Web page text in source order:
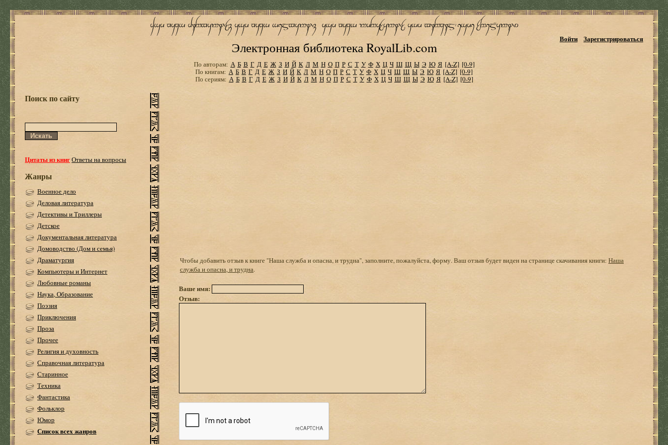
Электронная библиотека RoyalLib.com
Войти Зарегистрироваться
По авторам: А Б В Г Д Е Ж З И Й К Л М Н О П Р С Т У Ф Х Ц Ч Ш Щ Ы Э Ю Я [A-Z] [0-9]
По книгам: А Б В Г Д Е Ж З И Й К Л М Н О П Р С Т У Ф Х Ц Ч Ш Щ Ы Э Ю Я [A-Z] [0-9]
По сериям: А Б В Г Д Е Ж З И Й К Л М Н О П Р С Т У Ф Х Ц Ч Ш Щ Ы Э Ю Я [A-Z] [0-9]
Поиск по сайту
Цитаты из книгОтветы на вопросы
Жанры
Военное дело
Деловая литература
Детективы и Триллеры
Детское
Документальная литература
Домоводство (Дом и семья)
Драматургия
Компьютеры и Интернет
Любовные романы
Наука, Образование
Поэзия
Приключения
Проза
Прочее
Религия и духовность
Справочная литература
Старинное
Техника
Фантастика
Фольклор
Юмор
Список всех жанров
Чтобы добавить отзыв к книге "Наша служба и опасна, и трудна", заполните, пожалуйста, форму. Ваш отзыв будет виден на странице скачивания книги: Наша
служба и опасна, и трудна.
Ваше имя:
Отзыв: